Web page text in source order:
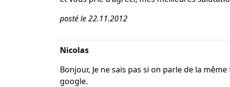
posté le 22.11.2012
Nicolas
Bonjour, Je ne sais pas si on parle de la
google.